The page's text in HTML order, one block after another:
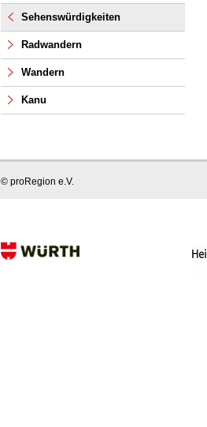
Sehenswürdigkeiten
Radwandern
Wandern
Kanu
© proRegion e.V.